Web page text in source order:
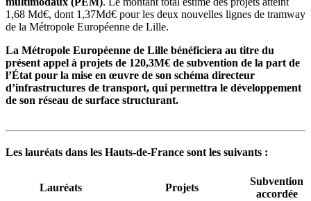
1,68 Md€, dont 1,37Md€ pour les deux nouvelles lignes de tramway
de la Métropole Européenne de Lille.
La Métropole Européenne de Lille bénéficiera au titre du
présent appel à projets de 120,3M€ de subvention de la part de
l’État pour la mise en œuvre de son schéma directeur
d’infrastructures de transport, qui permettra le développement
de son réseau de surface structurant.
Les lauréats dans les Hauts-de-France sont les suivants :
Lauréats Projets
Subvention
accordée